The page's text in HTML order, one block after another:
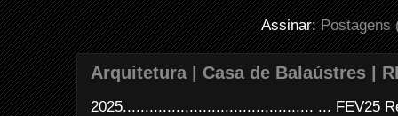
Assinar:Postagens
Arquitetura | Casa de Balaústres |
2025........................................... ... FEV25